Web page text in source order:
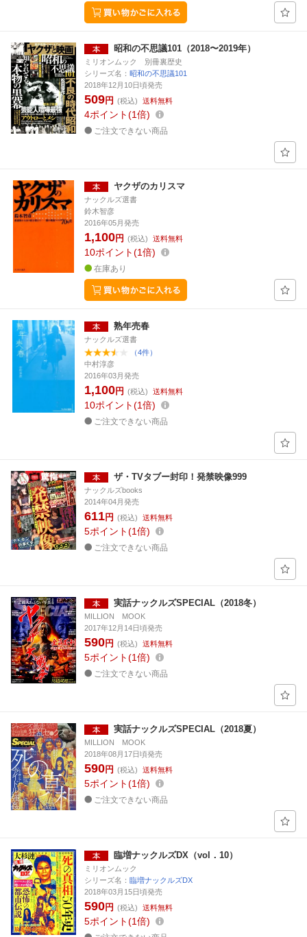
昭和の不思議101（2018〜2019年）
ミリオンムック 別冊裏歴史
シリーズ名： 昭和の不思議101
2018年12月10日頃発売
509円 (税込) 送料無料
4ポイント 1倍
ご注文できない商品
ヤクザのカリスマ
ナックルズ選書
鈴木智彦
2016年05月発売
1,100円 (税込) 送料無料
10ポイント 1倍
在庫あり
熟年売春
ナックルズ選書
（4件）
中村淳彦
2016年03月発売
1,100円 (税込) 送料無料
10ポイント 1倍
ご注文できない商品
ザ・TVタブー封印！発禁映像999
ナックルズbooks
2014年04月発売
611円 (税込) 送料無料
5ポイント 1倍
ご注文できない商品
実話ナックルズSPECIAL（2018冬）
MILLION MOOK
2017年12月14日頃発売
590円 (税込) 送料無料
5ポイント 1倍
ご注文できない商品
実話ナックルズSPECIAL（2018夏）
MILLION MOOK
2018年08月17日頃発売
590円 (税込) 送料無料
5ポイント 1倍
ご注文できない商品
臨増ナックルズDX（vol．10）
ミリオンムック
シリーズ名： 臨増ナックルズDX
2018年03月15日頃発売
590円 (税込) 送料無料
5ポイント 1倍